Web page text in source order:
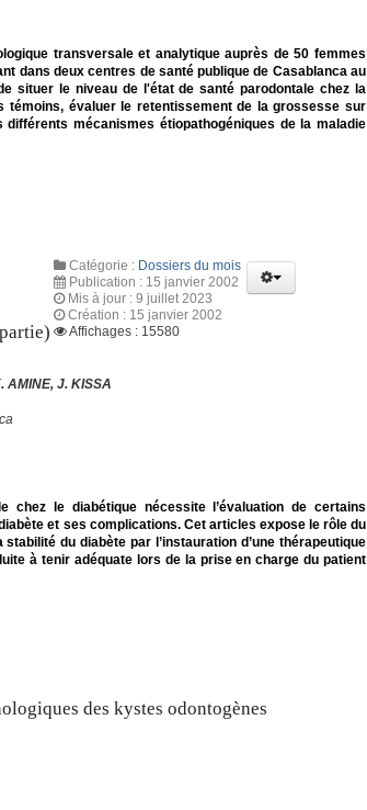
transversale et analytique auprès de 50 femmes
dans deux centres de santé publique de Casablanca au
situer le niveau de l'état de santé parodontale chez la
témoins, évaluer le retentissement de la grossesse sur
mécanismes étiopathogéniques de la maladie
Catégorie : Dossiers du mois
Publication : 15 janvier 2002
Mis à jour : 9 juillet 2023
Création : 15 janvier 2002
Affichages : 15580
AMINE, J. KISSA
chez le diabétique nécessite l’évaluation de certains
et ses complications. Cet articles expose le rôle du
du diabète par l’instauration d’une thérapeutique
à tenir adéquate lors de la prise en charge du patient
des kystes odontogènes